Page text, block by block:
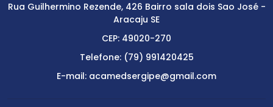
Rua Guilhermino Rezende, 426 Bairro sala dois Sao José -
Aracaju SE
CEP: 49020-270
Telefone: (79) 991420425
E-mail: acamedsergipe@gmail.com